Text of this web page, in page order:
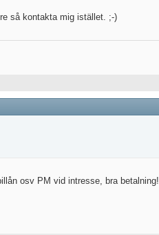
så kontakta mig istället. ;-)
osv PM vid intresse, bra betalning!